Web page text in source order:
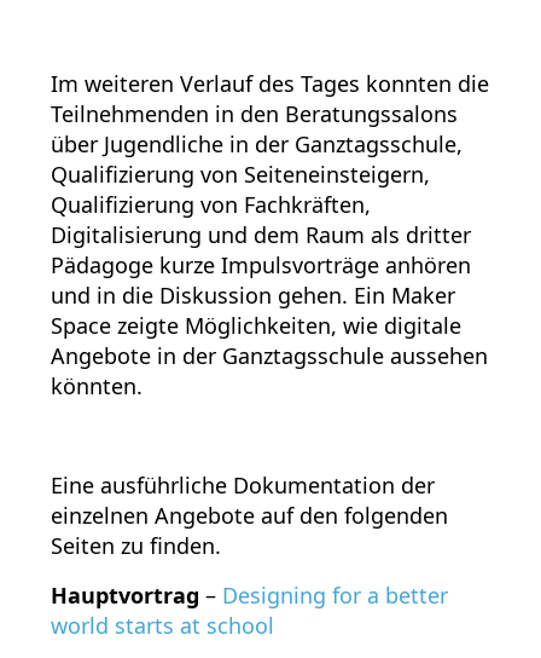
Im weiteren Verlauf des Tages konnten die
Teilnehmenden in den Beratungssalons
über Jugendliche in der Ganztagsschule,
Qualifizierung von Seiteneinsteigern,
Qualifizierung von Fachkräften,
Digitalisierung und dem Raum als dritter
Pädagoge kurze Impulsvorträge anhören
und in die Diskussion gehen. Ein Maker
Space zeigte Möglichkeiten, wie digitale
Angebote in der Ganztagsschule aussehen
könnten.
Eine ausführliche Dokumentation der
einzelnen Angebote auf den folgenden
Seiten zu finden.
Hauptvortrag – Designing for a better
world starts at school